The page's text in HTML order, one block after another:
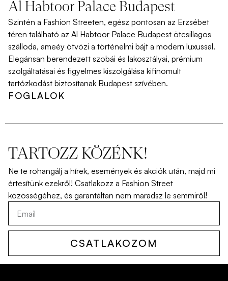
Al Habtoor Palace Budapest
Szintén a Fashion Streeten, egész pontosan az Erzsébet
téren található az Al Habtoor Palace Budapest ötcsillagos
szálloda, ameéy ötvözi a történelmi bájt a modern luxussal.
Elegánsan berendezett szobái és lakosztályai, prémium
szolgáltatásai és figyelmes kiszolgálása kifinomult
tartózkodást biztosítanak Budapest szívében.
FOGLALOK
TARTOZZ KÖZÉNK!
Ne te rohangálj a hírek, események és akciók után, majd mi
értesítünk ezekről! Csatlakozz a Fashion Street
közösségéhez, és garantáltan nem maradsz le semmiről!
CSATLAKOZOM